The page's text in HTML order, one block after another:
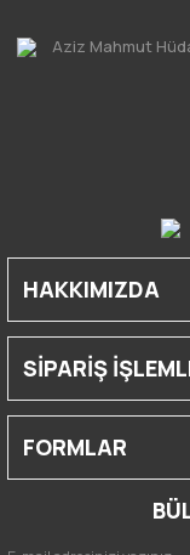
Aziz Mahmut
HAKKIMIZDA
SİPARİŞ
FORMLAR